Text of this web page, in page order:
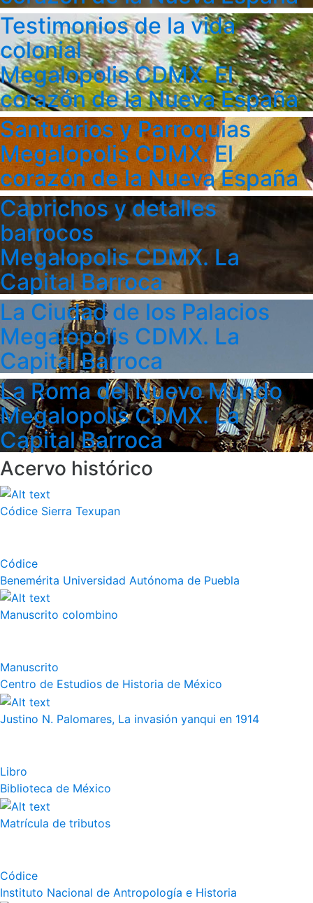
Testimonios de la vida
colonial
Megalopolis CDMX. El
corazón de la Nueva España
Santuarios y Parroquias
Megalopolis CDMX. El
corazón de la Nueva España
Caprichos y detalles
barrocos
Megalopolis CDMX. La
Capital Barroca
La Ciudad de los Palacios
Megalopolis CDMX. La
Capital Barroca
La Roma del Nuevo Mundo
Megalopolis CDMX. La
Capital Barroca
Acervo histórico
Códice Sierra Texupan
Códice
Benemérita Universidad Autónoma de Puebla
Manuscrito colombino
Manuscrito
Centro de Estudios de Historia de México
Justino N. Palomares, La invasión yanqui en 1914
Libro
Biblioteca de México
Matrícula de tributos
Códice
Instituto Nacional de Antropología e Historia